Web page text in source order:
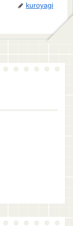
kuroyagi